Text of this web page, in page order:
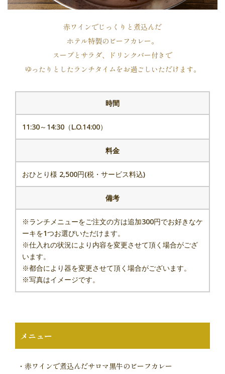
赤ワインでじっくりと煮込んだ
ホテル特製のビーフカレー。
スープとサラダ、ドリンクバー付きで
ゆったりとしたランチタイムをお過ごしいただけます。
時間
11:30～14:30（L.O.14:00）
料金
おひとり様 2,500円(税・サービス料込)
備考
※ランチメニューをご注文の方は追加300円でお好きなケ
ーキを1つお選びいただけます。
※仕入れの状況により内容を変更させて頂く場合がござ
います。
※都合により器を変更させて頂く場合がございます。
※写真はイメージです。
メニュー
・赤ワインで煮込んだサロマ黒牛のビーフカレー
フォーム
代表電話
011-271-0111